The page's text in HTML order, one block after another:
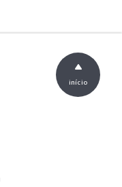
início